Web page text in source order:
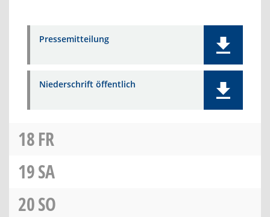
Pressemitteilung
Niederschrift öffentlich
18FR
19SA
20SO